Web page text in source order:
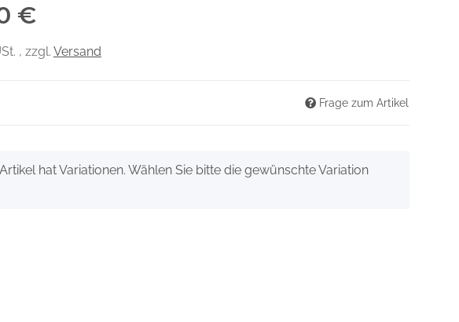
€
, zzgl. Versand
Frage zum Artikel
hat Variationen. Wählen Sie bitte die gewünschte Variation